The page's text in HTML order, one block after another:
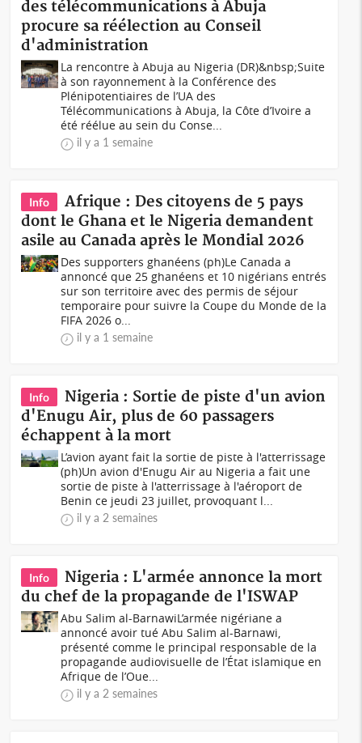
des télécommunications à Abuja
procure sa réélection au Conseil
d'administration
La rencontre à Abuja au Nigeria (DR)&nbsp;Suite
à son rayonnement à la Conférence des
Plénipotentiaires de l’UA des
Télécommunications à Abuja, la Côte d’Ivoire a
été réélue au sein du Conse...
il y a 1 semaine
Info
Afrique : Des citoyens de 5 pays
dont le Ghana et le Nigeria demandent
asile au Canada après le Mondial 2026
Des supporters ghanéens (ph)Le Canada a
annoncé que 25 ghanéens et 10 nigérians entrés
sur son territoire avec des permis de séjour
temporaire pour suivre la Coupe du Monde de la
FIFA 2026 o...
il y a 1 semaine
Info
Nigeria : Sortie de piste d'un avion
d'Enugu Air, plus de 60 passagers
échappent à la mort
L’avion ayant fait la sortie de piste à l'atterrissage
(ph)Un avion d'Enugu Air au Nigeria a fait une
sortie de piste à l'atterrissage à l'aéroport de
Benin ce jeudi 23 juillet, provoquant l...
il y a 2 semaines
Info
Nigeria : L'armée annonce la mort
du chef de la propagande de l'ISWAP
Abu Salim al-BarnawiL’armée nigériane a
annoncé avoir tué Abu Salim al-Barnawi,
présenté comme le principal responsable de la
propagande audiovisuelle de l’État islamique en
Afrique de l’Oue...
il y a 2 semaines